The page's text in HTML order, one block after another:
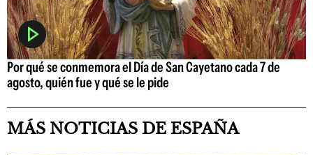
Por qué se conmemora el Día de San Cayetano cada 7 de
agosto, quién fue y qué se le pide
MÁS NOTICIAS DE ESPAÑA